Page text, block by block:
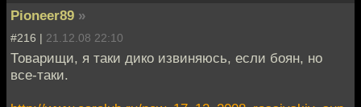
Pioneer89 »
#216 | 21.12.08 22:10
Товарищи, я таки дико извиняюсь, если боян, но
все-таки.